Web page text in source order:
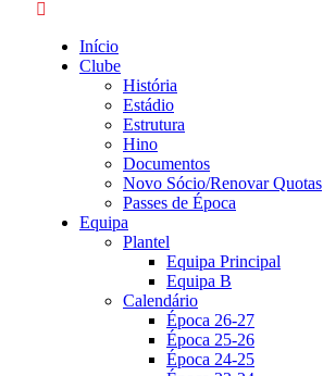
Início
Clube
História
Estádio
Estrutura
Hino
Documentos
Novo Sócio/Renovar Quotas
Passes de Época
Equipa
Plantel
Equipa Principal
Equipa B
Calendário
Época 26-27
Época 25-26
Época 24-25